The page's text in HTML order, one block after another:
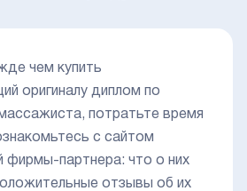
чем купить
оригиналу диплом по
потратьте время
с сайтом
фирмы-партнера: что о них
отзывы об их